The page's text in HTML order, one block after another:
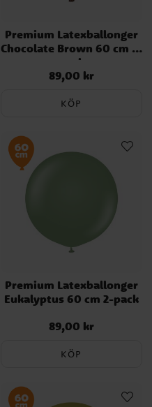
Premium Latexballonger
Chocolate Brown 60 cm 2-
pack
Pris:89,00 kr
89,00 kr
KÖP
Premium Latexballonger
Eukalyptus 60 cm 2-pack
Pris:89,00 kr
89,00 kr
KÖP